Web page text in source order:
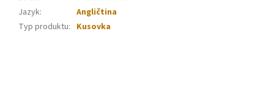
Jazyk:
Angličtina
Typ produktu: Kusovka